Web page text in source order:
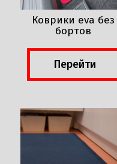
Коврики eva без
бортов
Перейти